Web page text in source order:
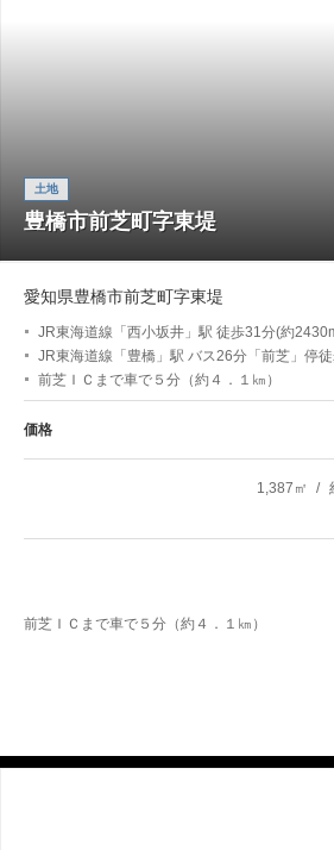
土地
豊橋市前芝町字東堤
愛知県豊橋市前芝町字東堤
JR東海道線「西小坂井」駅 徒歩31分(約
JR東海道線「豊橋」駅 バス26分「前芝」停
前芝ＩＣまで車で５分（約４．１㎞）
価格
1,387㎡
前芝ＩＣまで車で５分（約４．１㎞）